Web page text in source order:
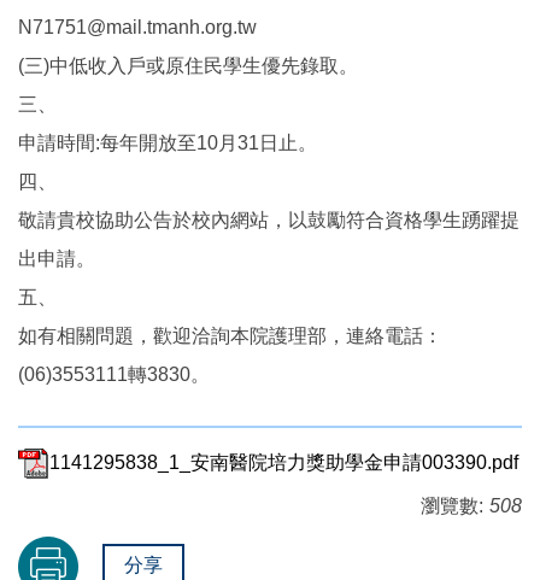
N71751@mail.tmanh.org.tw
(三)中低收入戶或原住民學生優先錄取。
三、
申請時間:每年開放至10月31日止。
四、
敬請貴校協助公告於校內網站，以鼓勵符合資格學生踴躍提
出申請。
五、
如有相關問題，歡迎洽詢本院護理部，連絡電話：
(06)3553111轉3830。
1141295838_1_安南醫院培力獎助學金申請003390.pdf
瀏覽數: 508
分享